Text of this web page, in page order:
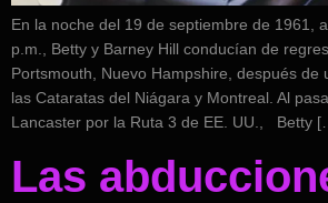
En la noche del 19 de septiembre de 1961,
p.m., Betty y Barney Hill conducían de
Portsmouth, Nuevo Hampshire, después de
las Cataratas del Niágara y Montreal. Al
Lancaster por la Ruta 3 de EE. UU., Betty
Las